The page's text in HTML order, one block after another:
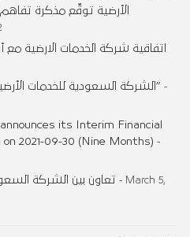
الأرضية توقِّع مذكرة
اتفاقية شركة الخدمات الارضية
الشركة السعودية للخدمات الأرضية تحقق أهداف برنامج “توطين” -
its Interim Financial
2021-09-30 (Nine Months) -
تعاون بين الشركة - March 5,